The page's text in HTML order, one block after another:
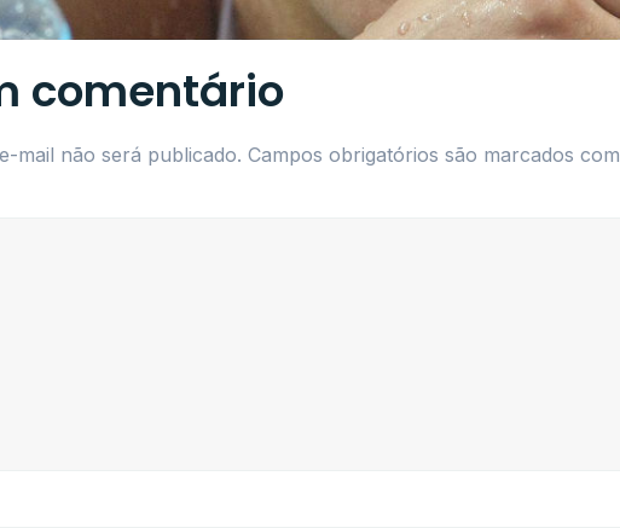
comentário
mail não será publicado. Campos obrigatórios são marcados com